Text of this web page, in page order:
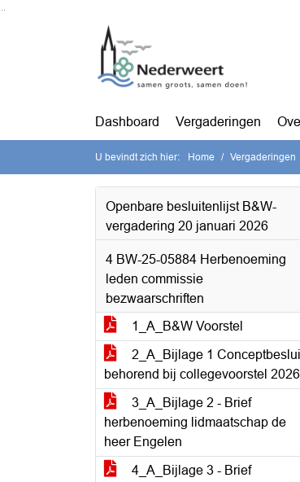
Dashboard Vergaderingen
U bevindt zich hier: Home Vergaderingen
Openbare besluitenlijst B&W-
vergadering 20 januari 2026
4 BW-25-05884 Herbenoeming
leden commissie
bezwaarschriften
1_A_B&W Voorstel
2_A_Bijlage 1
behorend bij collegevoorstel 2026
3_A_Bijlage 2 - Brief
herbenoeming lidmaatschap de
heer Engelen
4_A_Bijlage 3 - Brief